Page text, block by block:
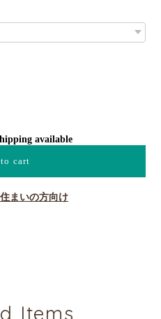
available
cart
まいの方向け
Items